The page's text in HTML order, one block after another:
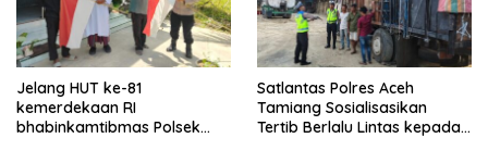
Jelang HUT ke-81
kemerdekaan RI
bhabinkamtibmas Polsek
Satlantas Polres Aceh
Tamiang Sosialisasikan
Tertib Berlalu Lintas kepada